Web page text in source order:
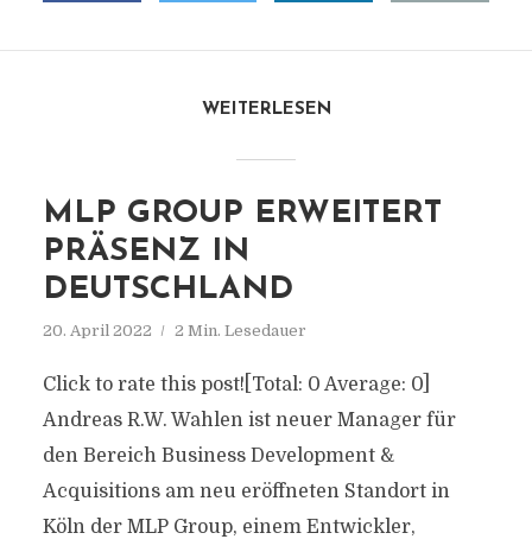
WEITERLESEN
MLP GROUP ERWEITERT
PRÄSENZ IN
DEUTSCHLAND
20. April 2022 2 Min. Lesedauer
Click to rate this post![Total: 0 Average: 0]
Andreas R.W. Wahlen ist neuer Manager für
den Bereich Business Development &
Acquisitions am neu eröffneten Standort in
Köln der MLP Group, einem Entwickler,